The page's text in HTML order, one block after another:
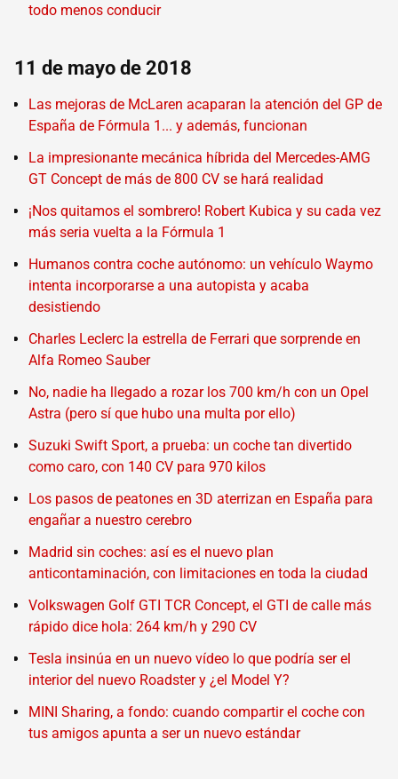
todo menos conducir
11 de mayo de 2018
Las mejoras de McLaren acaparan la atención del GP de
España de Fórmula 1... y además, funcionan
La impresionante mecánica híbrida del Mercedes-AMG
GT Concept de más de 800 CV se hará realidad
¡Nos quitamos el sombrero! Robert Kubica y su cada vez
más seria vuelta a la Fórmula 1
Humanos contra coche autónomo: un vehículo Waymo
intenta incorporarse a una autopista y acaba
desistiendo
Charles Leclerc la estrella de Ferrari que sorprende en
Alfa Romeo Sauber
No, nadie ha llegado a rozar los 700 km/h con un Opel
Astra (pero sí que hubo una multa por ello)
Suzuki Swift Sport, a prueba: un coche tan divertido
como caro, con 140 CV para 970 kilos
Los pasos de peatones en 3D aterrizan en España para
engañar a nuestro cerebro
Madrid sin coches: así es el nuevo plan
anticontaminación, con limitaciones en toda la ciudad
Volkswagen Golf GTI TCR Concept, el GTI de calle más
rápido dice hola: 264 km/h y 290 CV
Tesla insinúa en un nuevo vídeo lo que podría ser el
interior del nuevo Roadster y ¿el Model Y?
MINI Sharing, a fondo: cuando compartir el coche con
tus amigos apunta a ser un nuevo estándar